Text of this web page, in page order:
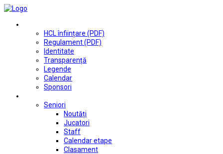
HCL înființare (PDF)
Regulament (PDF)
Identitate
Transparență
Legende
Calendar
Sponsori
Seniori
Noutăți
Jucatori
Staff
Calendar etape
Clasament